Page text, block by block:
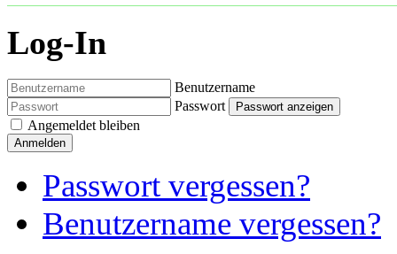
Log-In
Benutzername
Passwort
Passwort anzeigen
Angemeldet bleiben
Anmelden
Passwort vergessen?
Benutzername vergessen?